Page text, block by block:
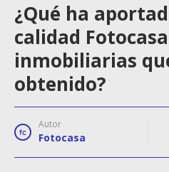
¿Qué ha
calidad
inmobiliarias
obtenido?
Autor
Fotocasa